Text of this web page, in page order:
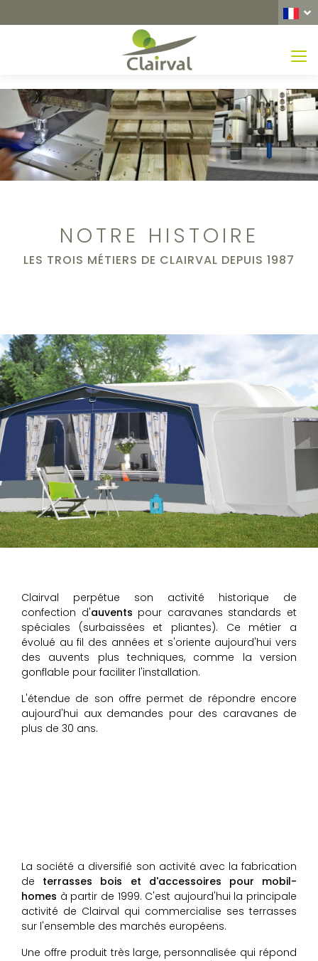
NOTRE HISTOIRE
LES TROIS MÉTIERS DE CLAIRVAL DEPUIS 1987
Clairval perpétue son activité historique de
confection d'auvents pour caravanes standards et
spéciales (surbaissées et pliantes). Ce métier a
évolué au fil des années et s'oriente aujourd'hui vers
des auvents plus techniques, comme la version
gonflable pour faciliter l'installation.
L'étendue de son offre permet de répondre encore
aujourd'hui aux demandes pour des caravanes de
plus de 30 ans.
La société a diversifié son activité avec la fabrication
de terrasses bois et d'accessoires
pour mobil-
homes à partir de 1999. C'est aujourd'hui la principale
activité de Clairval qui commercialise ses terrasses
sur l'ensemble des marchés européens.
Une offre produit très large, personnalisée qui répond